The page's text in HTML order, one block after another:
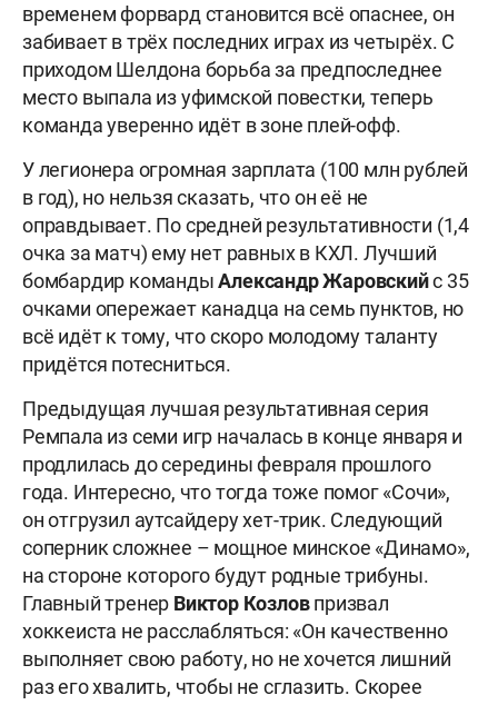
временем форвард становится всё опаснее, он
забивает в трёх последних играх из четырёх. С
приходом Шелдона борьба за предпоследнее
место выпала из уфимской повестки, теперь
команда уверенно идёт в зоне плей-офф.
У легионера огромная зарплата (100 млн рублей
в год), но нельзя сказать, что он её не
оправдывает. По средней результативности (1,4
очка за матч) ему нет равных в КХЛ. Лучший
бомбардир командыАлександр Жаровскийс 35
очками опережает канадца на семь пунктов, но
всё идёт к тому, что скоро молодому таланту
придётся потесниться.
Предыдущая лучшая результативная серия
Ремпала из семи игр началась в конце января и
продлилась до середины февраля прошлого
года. Интересно, что тогда тоже помог «Сочи»,
он отгрузил аутсайдеру хет-трик. Следующий
соперник сложнее – мощное минское «Динамо»,
на стороне которого будут родные трибуны.
Главный тренер Виктор Козловпризвал
хоккеиста не расслабляться: «Он качественно
выполняет свою работу, но не хочется лишний
раз его хвалить, чтобы не сглазить. Скорее